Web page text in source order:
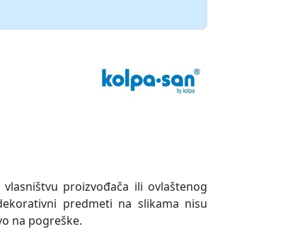
proizvođača ili ovlaštenog
predmeti na slikama nisu
na pogreške.